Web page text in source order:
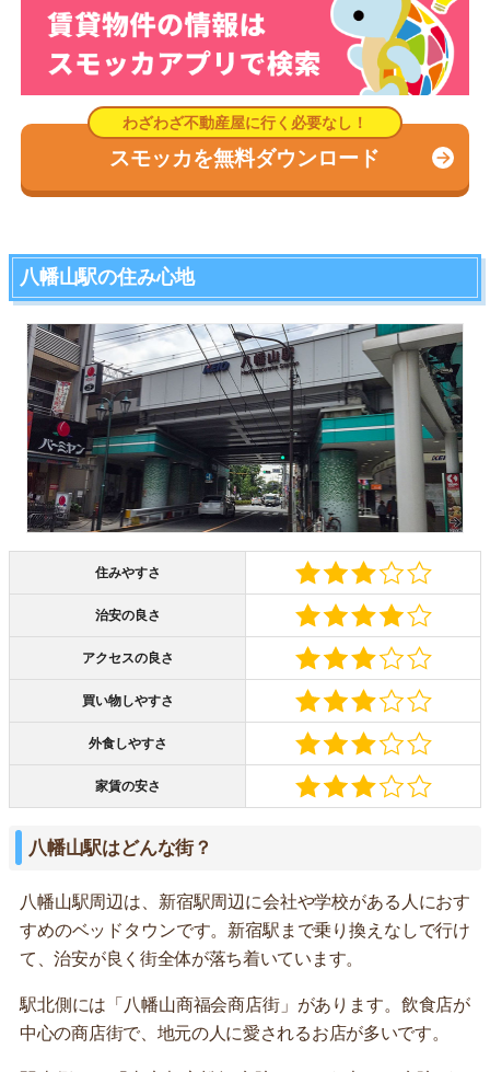
スモッカを無料ダウンロード
八幡山駅の住み心地
住みやすさ
治安の良さ
アクセスの良さ
買い物しやすさ
外食しやすさ
家賃の安さ
八幡山駅はどんな街？
八幡山駅周辺は、新宿駅周辺に会社や学校がある人におす
すめのベッドタウンです。新宿駅まで乗り換えなしで行け
て、治安が良く街全体が落ち着いています。
駅北側には「八幡山商福会商店街」があります。飲食店が
中心の商店街で、地元の人に愛されるお店が多いです。